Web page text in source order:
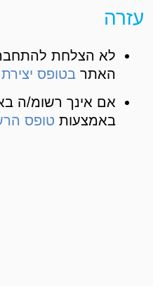
עזרה
לא הצלחת
האתרבטופס
אם אינך רשומ/ה
באמצעות טופס